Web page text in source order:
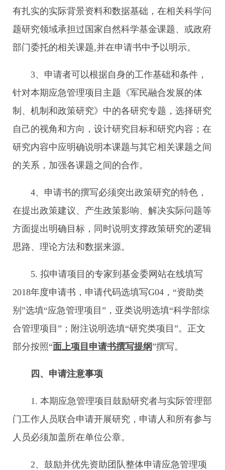
有扎实的实际背景资料和数据基础，在相关科学问
题研究领域承担过国家自然科学基金课题、或政府
部门委托的相关课题,并在申请书中予以明示。
3、申请者可以根据自身的工作基础和条件，
针对本期应急管理项目主题《军民融合发展的体
制、机制和政策研究》中的各研究专题，选择研究
自己的视角和方向，设计研究目标和研究内容；在
研究内容中应明确说明本课题与其它相关课题之间
的关系，加强各课题之间的合作。
4、申请书的撰写必须突出政策研究的特色，
在提出政策建议、产生政策影响、解决实际问题等
方面提出明确目标，同时说明支撑政策研究的逻辑
思路、理论方法和数据来源。
5. 拟申请项目的专家到基金委网站在线填写
2018年度申请书，申请代码选填写G04，“资助类
别”选填“应急管理项目”，亚类说明选填“科学部综
合管理项目”；附注说明选填“研究类项目”。正文
部分按照“面上项目申请书撰写提纲”撰写。
四、申请注意事项
1. 本期应急管理项目鼓励研究者与实际管理部
门工作人员联合申请开展研究，申请人和所有参与
人员必须加盖所在单位公章。
2、鼓励并优先资助团队整体申请应急管理项